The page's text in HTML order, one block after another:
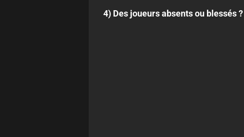
4) Des joueurs absents ou blessés ?